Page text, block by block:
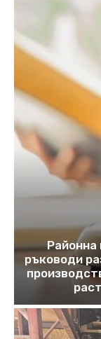
Районна
ръководи